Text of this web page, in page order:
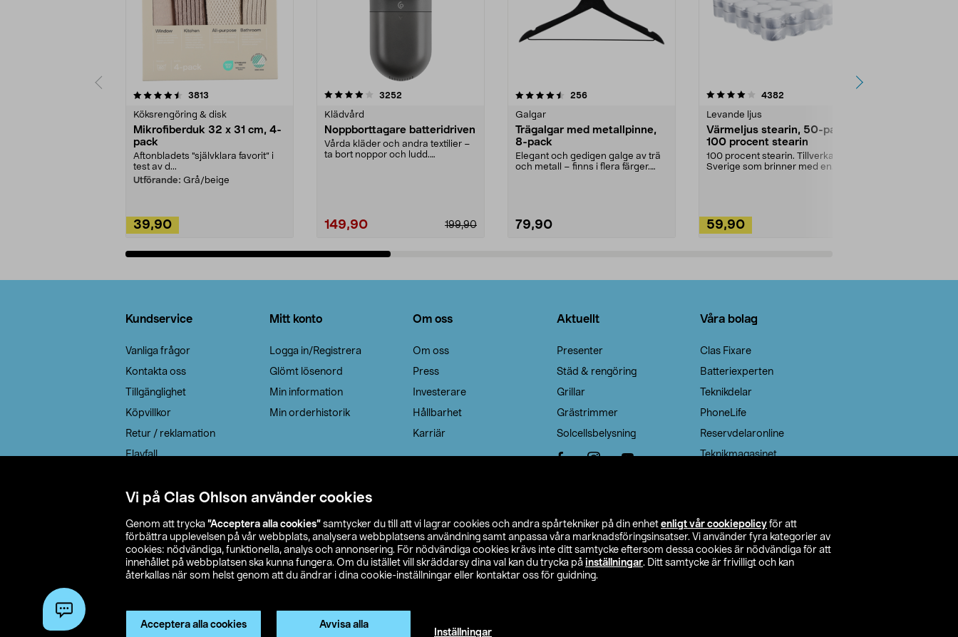
Vi på Clas Ohlson använder cookies
Genom att trycka ”Acceptera alla cookies” samtycker du till att vi lagrar cookies och andra spårtekniker på din enhet enligt vår cookiepolicy för att
förbättra upplevelsen på vår webbplats, analysera webbplatsens användning samt anpassa våra marknadsföringsinsatser. Vi använder fyra kategorier av
cookies: nödvändiga, funktionella, analys och annonsering. För nödvändiga cookies krävs inte ditt samtycke eftersom dessa cookies är nödvändiga för att
innehållet på webbplatsen ska kunna fungera. Om du istället vill skräddarsy dina val kan du trycka på inställningar. Ditt samtycke är frivilligt och kan
återkallas när som helst genom att du ändrar i dina cookie-inställningar eller kontaktar oss för guidning.
Acceptera alla cookies Avvisa alla
Inställningar
3813
Köksrengöring & disk
Mikrofiberduk 32 x 31 cm, 4-
pack
Aftonbladets "självklara favorit” i
test av d...
Utförande: Grå/beige
39,90
4.0av 5 stjärnor 3252
Klädvård
Noppborttagare batteridriven
Vårda kläder och andra textilier –
ta bort noppor och ludd.
199,90
149,90
4.5av 5 stjärnor 256recensioner
Galgar
Trägalgar med metallpinne,
8-pack
Elegant och gedigen galge av trä
och metall – finns i flera färger.
79,90
4.0av 5 stjärnor 4382
Levande ljus
Värmeljus stearin, 50-pack,
100 procent stearin
100 procent stearin. Tillverkade i
Sverige som brinner med en
59,90
4.5av 5 stjärnor
Kundservice
Vanliga frågor
Kontakta oss
Tillgänglighet
Köpvillkor
Retur / reklamation
Elavfall
Leveransalternativ
Mitt konto
Logga in/Registrera
Glömt lösenord
Min information
Min orderhistorik
Om oss
Om oss
Press
Investerare
Hållbarhet
Karriär
Aktuellt
Presenter
Städ & rengöring
Grillar
Grästrimmer
Solcellsbelysning
Våra bolag
Clas Fixare
Batteriexperten
Teknikdelar
PhoneLife
Reservdelaronline
Teknikmagasinet